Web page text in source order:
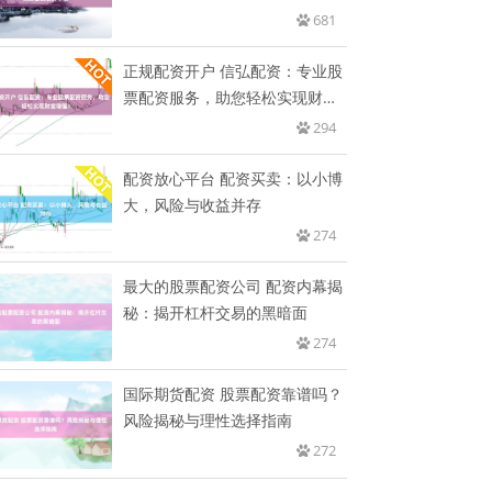
681
正规配资开户 信弘配资：专业股
票配资服务，助您轻松实现财富
294
配资放心平台 配资买卖：以小博
大，风险与收益并存
274
最大的股票配资公司 配资内幕揭
秘：揭开杠杆交易的黑暗面
274
国际期货配资 股票配资靠谱吗？
风险揭秘与理性选择指南
272